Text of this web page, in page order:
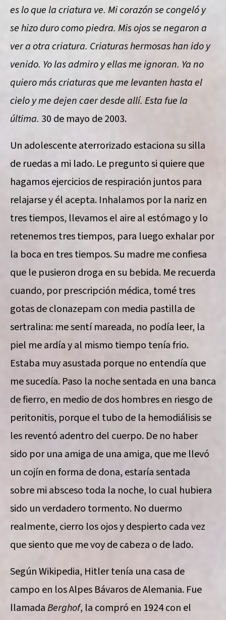
es lo que la criatura ve. Mi corazón se congeló y
se hizo duro como piedra. Mis ojos se negaron a
ver a otra criatura. Criaturas hermosas han ido y
venido. Yo las admiro y ellas me ignoran. Ya no
quiero más criaturas que me levanten hasta el
cielo y me dejen caer desde allí. Esta fue la
última. 30 de mayo de 2003.
Un adolescente aterrorizado estaciona su silla
de ruedas a mi lado. Le pregunto si quiere que
hagamos ejercicios de respiración juntos para
relajarse y él acepta. Inhalamos por la nariz en
tres tiempos, llevamos el aire al estómago y lo
retenemos tres tiempos, para luego exhalar por
la boca en tres tiempos. Su madre me confiesa
que le pusieron droga en su bebida. Me recuerda
cuando, por prescripción médica, tomé tres
gotas de clonazepam con media pastilla de
sertralina: me sentí mareada, no podía leer, la
piel me ardía y al mismo tiempo tenía frio.
Estaba muy asustada porque no entendía que
me sucedía. Paso la noche sentada en una banca
de fierro, en medio de dos hombres en riesgo de
peritonitis, porque el tubo de la hemodiálisis se
les reventó adentro del cuerpo. De no haber
sido por una amiga de una amiga, que me llevó
un cojín en forma de dona, estaría sentada
sobre mi absceso toda la noche, lo cual hubiera
sido un verdadero tormento. No duermo
realmente, cierro los ojos y despierto cada vez
que siento que me voy de cabeza o de lado.
Según Wikipedia, Hitler tenía una casa de
campo en los Alpes Bávaros de Alemania. Fue
llamadaBerghof, la compró en 1924 con el